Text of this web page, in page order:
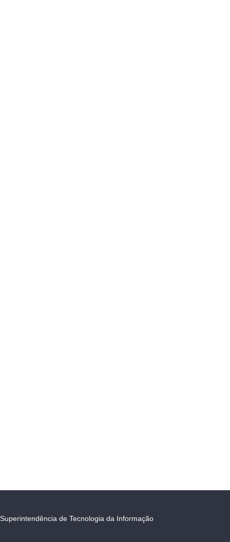
Superintendência de Tecnologia da Informação